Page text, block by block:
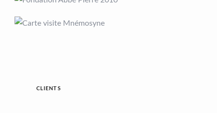
CLIENTS